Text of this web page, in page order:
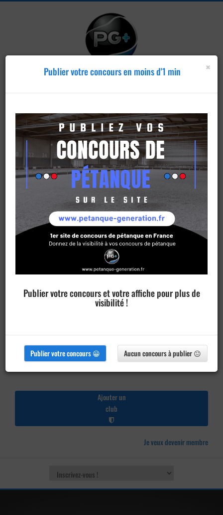
Publier un
concours
Ajouter un
club
Je veux devenir membre
×
Publier votre concours en moins d'1 min
Publier votre concours et votre affiche pour plus de
visibilité !
Publier votre concours 😀 Aucun concours à publier 😐